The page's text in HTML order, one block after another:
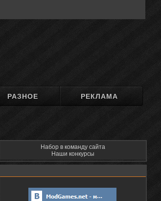
РАЗНОЕ РЕКЛАМА
Набор в команду сайта
Наши конкурсы